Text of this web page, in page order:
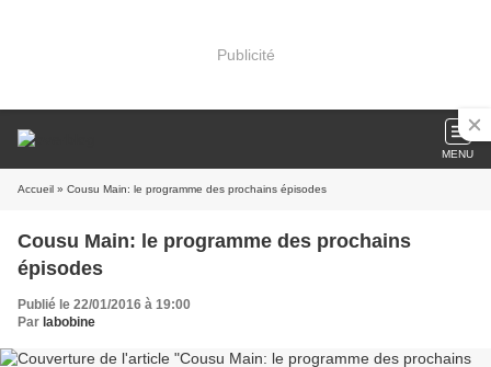
Publicité
MENU
Accueil » Cousu Main: le programme des prochains épisodes
Cousu Main: le programme des prochains
épisodes
Publié le 22/01/2016 à 19:00
Par labobine